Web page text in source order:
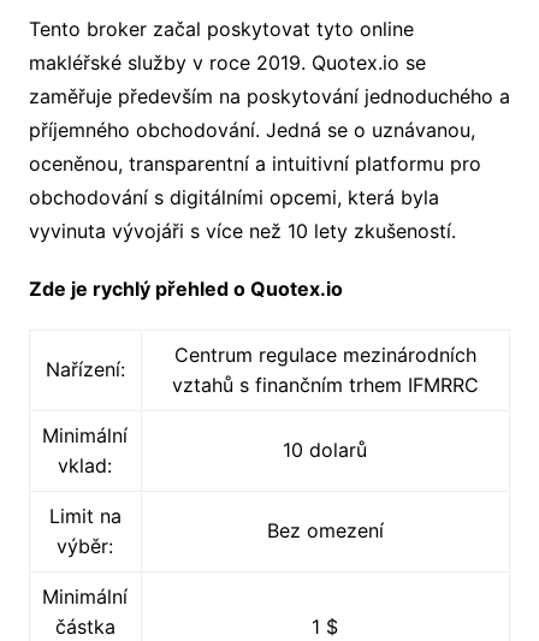
Tento broker začal poskytovat tyto online
makléřské služby v roce 2019. Quotex.io se
zaměřuje především na poskytování jednoduchého a
příjemného obchodování. Jedná se o uznávanou,
oceněnou, transparentní a intuitivní platformu pro
obchodování s digitálními opcemi, která byla
vyvinuta vývojáři s více než 10 lety zkušeností.
Zde je rychlý přehled o Quotex.io
Nařízení:
Centrum regulace mezinárodních
vztahů s finančním trhem IFMRRC
Minimální
vklad:
10 dolarů
Limit na
výběr:
Bez omezení
Minimální
částka
1 $